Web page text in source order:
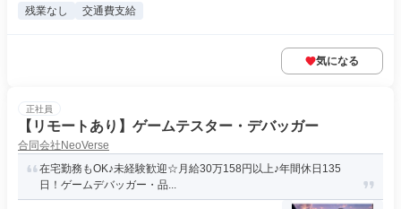
残業なし 交通費支給
気になる
正社員
【リモートあり】ゲームテスター・デバッガー
合同会社NeoVerse
在宅勤務もOK♪未経験歓迎☆月給30万158円以上♪年間休日135
日！ゲームデバッガー・品...